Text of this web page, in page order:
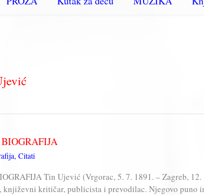
, Citati
Tin Ujević (Vrgorac, 5. 7. 1891. – Zagreb, 12.
kritičar, publicista i prevodilac. Njegovo puno